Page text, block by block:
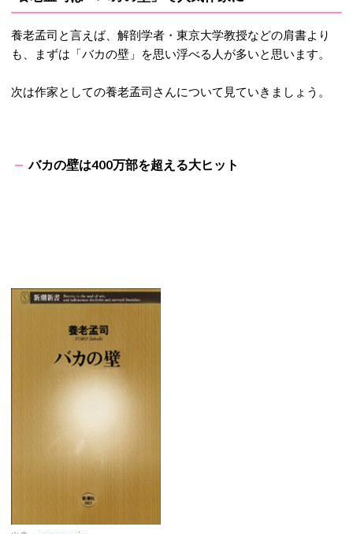
養老孟司と言えば、解剖学者・東京大学教授などの肩書より
も、まずは「バカの壁」を思い浮べる人が多いと思います。
次は作家としての養老孟司さんについて見ていきましょう。
バカの壁は400万部を超える大ヒット